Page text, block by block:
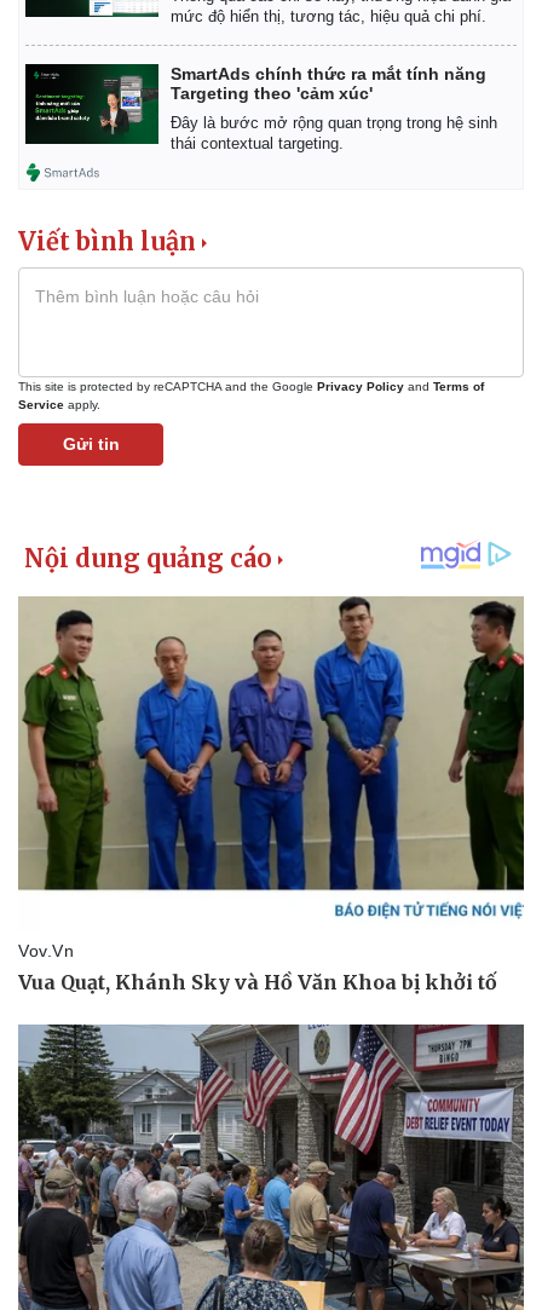
Bất động sản
Tỷ giá
Chứng khoán
Giá cà phê
mức độ hiển thị, tương tác, hiệu quả chi phí.
SmartAds chính thức ra mắt tính năng
Targeting theo 'cảm xúc'
Đây là bước mở rộng quan trọng trong hệ sinh
thái contextual targeting.
Viết bình luận
This site is protected by reCAPTCHA and the Google Privacy Policy and Terms of
Service apply.
Gửi tin